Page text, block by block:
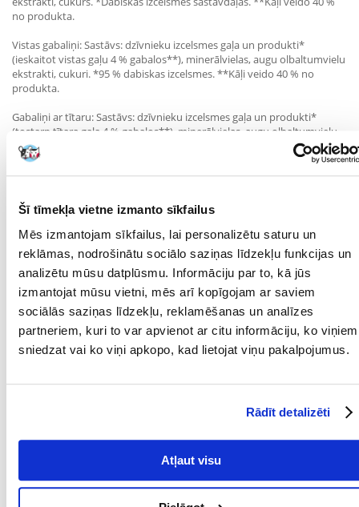
Šī tīmekļa vietne izmanto sīkfailus
Mēs izmantojam sīkfailus, lai personalizētu saturu un
reklāmas, nodrošinātu sociālo saziņas līdzekļu funkcijas un
analizētu mūsu datplūsmu. Informāciju par to, kā jūs
izmantojat mūsu vietni, mēs arī kopīgojam ar saviem
sociālās saziņas līdzekļu, reklamēšanas un analīzes
partneriem, kuri to var apvienot ar citu informāciju, ko viņiem
sniedzat vai ko viņi apkopo, kad lietojat viņu pakalpojumus.
Rādīt detalizēti
Atļaut visu
no produkta.
Vistas gabaliņi: Sastāvs: dzīvnieku izcelsmes gaļa un produkti*
(ieskaitot vistas gaļu 4 % gabalos**), minerālvielas, augu olbaltumvielu
ekstrakti, cukuri. *95 % dabiskas izcelsmes. **Kāļi veido 40 % no
produkta.
Gabaliņi ar tītaru: Sastāvs: dzīvnieku izcelsmes gaļa un produkti*
(tostarp tītara gaļa 4 % gabalos**), minerālvielas, augu olbaltumvielu
ekstrakti, cukurs. *95% dabiskas izcelsmes. **Kāļi veido 40 % no
produkta.
Piedevas / 1 kg: aromatizētāji; uztura bagātinātāji: D3 vitamīns: (laša
garša nav bagātināta ar D vitamīnu₃), taurīns: 572 mg, varš (vara (II)
sulfāts, pentahidrāts): 1,3 mg, jods (kalcija jodāts, bezūdens): 0,34 mg,
dzelzs (dzelzs (II) sulfāts, monohidrāts): 17,0 mg, mangāns (mangāna
sulfāts, monohidrāts): 3,4 mg, cinks (cinka sulfāts, monohidrāts): 16,0
mg. / Tehnoloģiskās piedevas: kasijas sveķi: 1457 mg.
Analītiskās sastāvdaļas (%): olbaltumvielas: 7,5; tauku saturs:
neorganiskās vielas: 1,5; jēlšķiedra: 0,20; mitruma saturs: 86,0.
4 kg smagam kaķim dienā nepieciešami 3,5-4 maisiņi.
Jāņem vērā kalorijas no našķiem. Daudzumi ir norādīti tikai kā
norādījumi. Pielāgojiet barības daudzumu atbilstoši kaķa vecumam,
izmēram un aktivitātes līmenim. Nodrošiniet svaigu ūdeni dzeršanai.